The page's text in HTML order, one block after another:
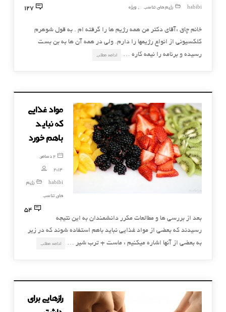
habibi
رژیم های تناسب , ویژه 127
خانم چاق :آقای دکتر من همه رژیم ها را گرفته ام . به قول شوهرم
کلکسیونی از انواع رژیمها را دارم. ولی در همه آن ها به بن بست
رسیده و برنامه را نیمه کاره …
ادامه مطلب
مواد غذایی
که نباید
باهم خورد
2 دسامبر,
2014
habibi
رژیم
های تناسب
54
بعد از بررسی ها و مطالعات مکرر دانشمندان به این نتیجه
رسیدند که بعضی از مواد غذایی نباید باهم استفاده شوند که در زیر
به بعضی از آنها اشاره میکنیم : ماست + ترب شیر …
ادامه مطلب
رازهایی برای